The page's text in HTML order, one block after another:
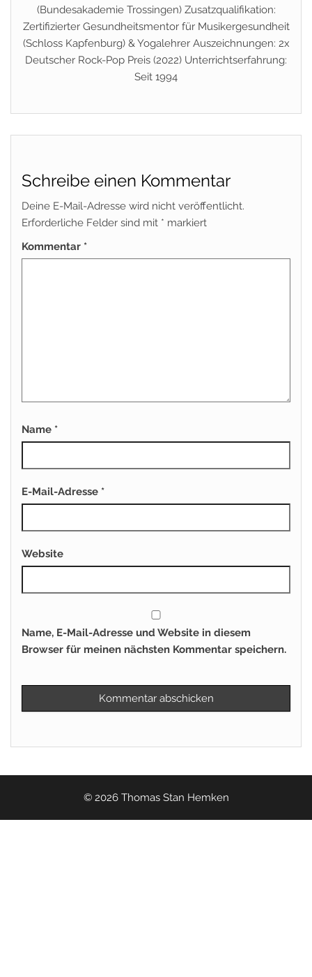
(Bundesakademie Trossingen) Zusatzqualifikation:
Zertifizierter Gesundheitsmentor für Musikergesundheit
(Schloss Kapfenburg) & Yogalehrer Auszeichnungen: 2x
Deutscher Rock-Pop Preis (2022) Unterrichtserfahrung:
Seit 1994
Schreibe einen Kommentar
Deine E-Mail-Adresse wird nicht veröffentlicht.
Erforderliche Felder sind mit * markiert
Kommentar *
Name *
E-Mail-Adresse *
Website
Name, E-Mail-Adresse und Website in diesem
Browser für meinen nächsten Kommentar speichern.
© 2026 Thomas Stan Hemken